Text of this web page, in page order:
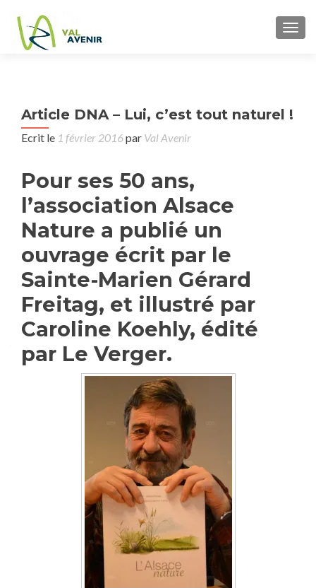
Article DNA – Lui, c’est tout naturel !
Ecrit le 1 février 2016par Val Avenir
Pour ses 50 ans,
l’association Alsace
Nature a publié un
ouvrage écrit par le
Sainte-Marien Gérard
Freitag, et illustré par
Caroline Koehly, édité
par Le Verger.